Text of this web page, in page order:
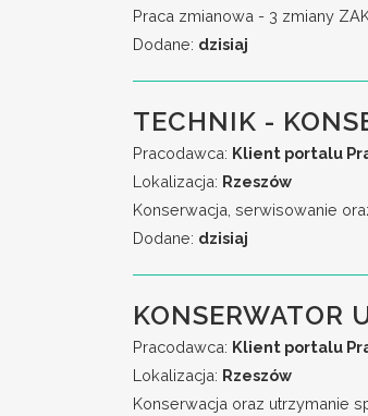
Praca zmianowa - 3 zmiany
Dodane: dzisiaj
TECHNIK -
Pracodawca: Klient portalu
Lokalizacja: Rzeszów
Konserwacja, serwisowanie
Dodane: dzisiaj
KONSERWATOR
Pracodawca: Klient portalu
Lokalizacja: Rzeszów
Konserwacja oraz utrzymanie